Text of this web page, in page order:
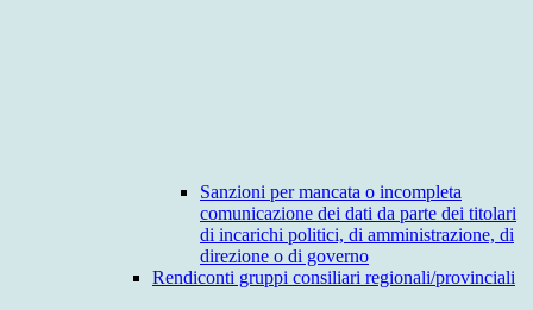
Sanzioni per mancata o incompleta
comunicazione dei dati da parte dei titolari
di incarichi politici, di amministrazione, di
direzione o di governo
Rendiconti gruppi consiliari regionali/provinciali